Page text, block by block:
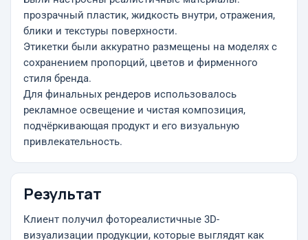
прозрачный пластик, жидкость внутри, отражения,
блики и текстуры поверхности.
Этикетки были аккуратно размещены на моделях с
сохранением пропорций, цветов и фирменного
стиля бренда.
Для финальных рендеров использовалось
рекламное освещение и чистая композиция,
подчёркивающая продукт и его визуальную
привлекательность.
Результат
Клиент получил фотореалистичные 3D-
визуализации продукции, которые выглядят как